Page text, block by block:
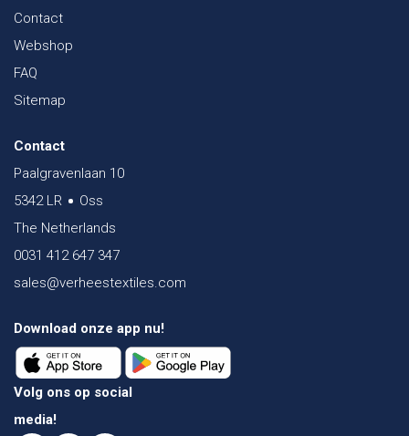
Contact
Webshop
FAQ
Sitemap
Contact
Paalgravenlaan 10
5342 LR
Oss
The Netherlands
0031 412 647 347
sales@verheestextiles.com
Download onze app nu!
Volg ons op social
media!